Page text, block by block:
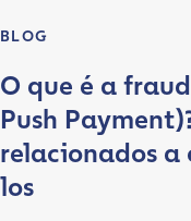
BLOG
O que é a
Push
relacionados a
los